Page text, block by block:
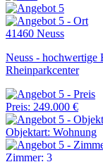
41460 Neuss
Neuss - hochwertige
Rheinparkcenter
Preis: 249.000 €
Objektart: Wohnung
Zimmer: 3